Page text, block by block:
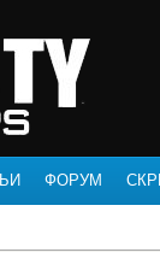
ФОРУМ